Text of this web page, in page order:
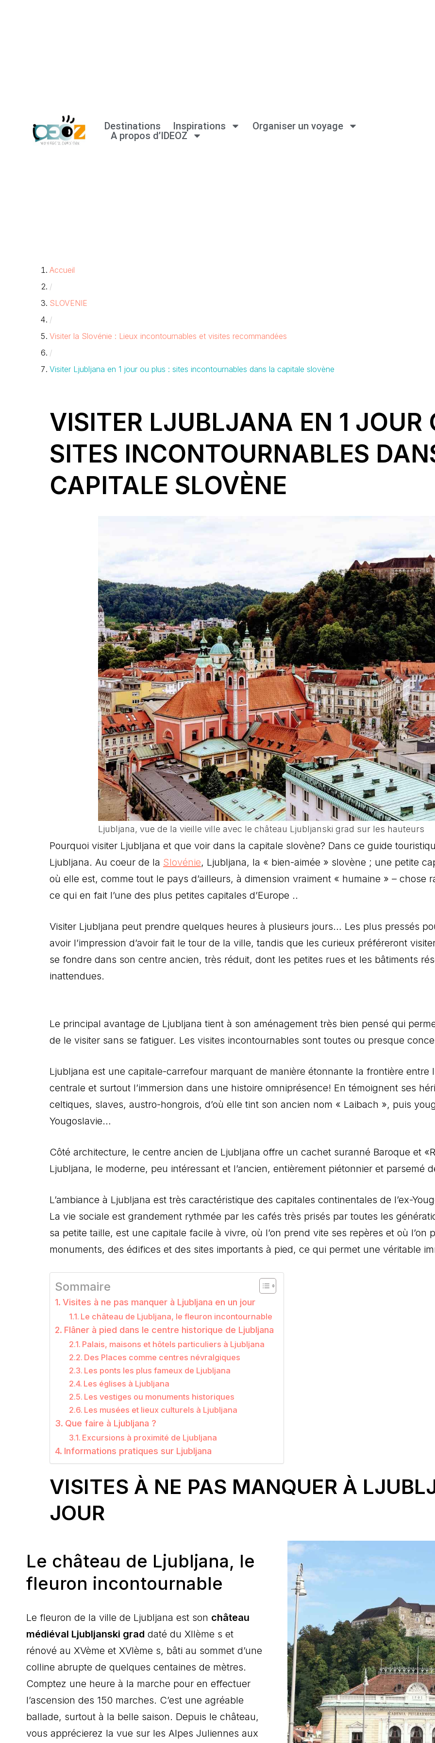
Destinations Inspirations
Organiser un voyage
A propos d’IDEOZ
Accueil
/
SLOVENIE
/
Visiter la Slovénie : Lieux incontournables et visites recommandées
/
Visiter Ljubljana en 1 jour ou plus : sites incontournables dans la capitale slovène
VISITER LJUBLJANA EN 1 JOUR
SITES INCONTOURNABLES
CAPITALE SLOVÈNE
Ljubljana, vue de la vieille ville avec le château Ljubljanski grad sur les hauteurs
Pourquoi visiter Ljubljana et que voir dans la capitale slovène? Dans ce guide
Ljubljana. Au coeur de la Slovénie, Ljubljana, la « bien-aimée » slovène ; une petite
où elle est, comme tout le pays d’ailleurs, à dimension vraiment « humaine » –
ce qui en fait l’une des plus petites capitales d’Europe ..
Visiter Ljubljana peut prendre quelques heures à plusieurs jours… Les plus pressés
avoir l’impression d’avoir fait le tour de la ville, tandis que les curieux préféreront
se fondre dans son centre ancien, très réduit, dont les petites rues et les bâtiments
inattendues.
Le principal avantage de Ljubljana tient à son aménagement très bien pensé qui
de le visiter sans se fatiguer. Les visites incontournables sont toutes ou presque
Ljubljana est une capitale-carrefour marquant de manière étonnante la frontière entre
centrale et surtout l’immersion dans une histoire omniprésence! En témoignent ses
celtiques, slaves, austro-hongrois, d’où elle tint son ancien nom « Laibach », puis
Yougoslavie…
Côté architecture, le centre ancien de Ljubljana offre un cachet suranné Baroque et
Ljubljana, le moderne, peu intéressant et l’ancien, entièrement piétonnier et parsemé
L’ambiance à Ljubljana est très caractéristique des capitales continentales de l’ex-
La vie sociale est grandement rythmée par les cafés très prisés par toutes les
sa petite taille, est une capitale facile à vivre, où l’on prend vite ses repères et où l’on
monuments, des édifices et des sites importants à pied, ce qui permet une véritable
Sommaire
Visites à ne pas manquer à Ljubljana en un jour
Le château de Ljubljana, le fleuron incontournable
Flâner à pied dans le centre historique de Ljubljana
Palais, maisons et hôtels particuliers à Ljubljana
Des Places comme centres névralgiques
Les ponts les plus fameux de Ljubljana
Les églises à Ljubljana
Les vestiges ou monuments historiques
Les musées et lieux culturels à Ljubljana
Que faire à Ljubljana ?
Excursions à proximité de Ljubljana
Informations pratiques sur Ljubljana
VISITES À NE PAS MANQUER À
JOUR
Le château de Ljubljana, le
fleuron incontournable
Le fleuron de la ville de Ljubljana est son château
médiéval Ljubljanski grad daté du XIIème s et
rénové au XVème et XVIème s, bâti au sommet d’une
colline abrupte de quelques centaines de mètres.
Comptez une heure à la marche pour en effectuer
l’ascension des 150 marches. C’est une agréable
ballade, surtout à la belle saison. Depuis le château,
vous apprécierez la vue sur les Alpes Juliennes aux